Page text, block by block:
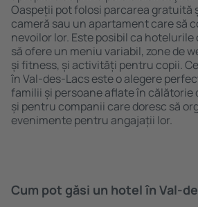
Oaspeții pot folosi parcarea gratuită
cameră sau un apartament care să
nevoilor lor. Este posibil ca
să ofere un meniu variabil, zone de
și fitness, și activități pentru copii.
în Val-des-Lacs este o alegere
familii și persoane aflate în călătorie
și pentru companii care doresc să
evenimente pentru angajații lor.
Cum pot găsi un hotel în Val-